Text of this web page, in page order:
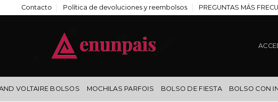
Contacto Política de devoluciones y reembolsos PREGUNTAS MÁS
VOLTAIRE BOLSOS MOCHILAS PARFOIS BOLSO DE FIESTA BOLSO CON